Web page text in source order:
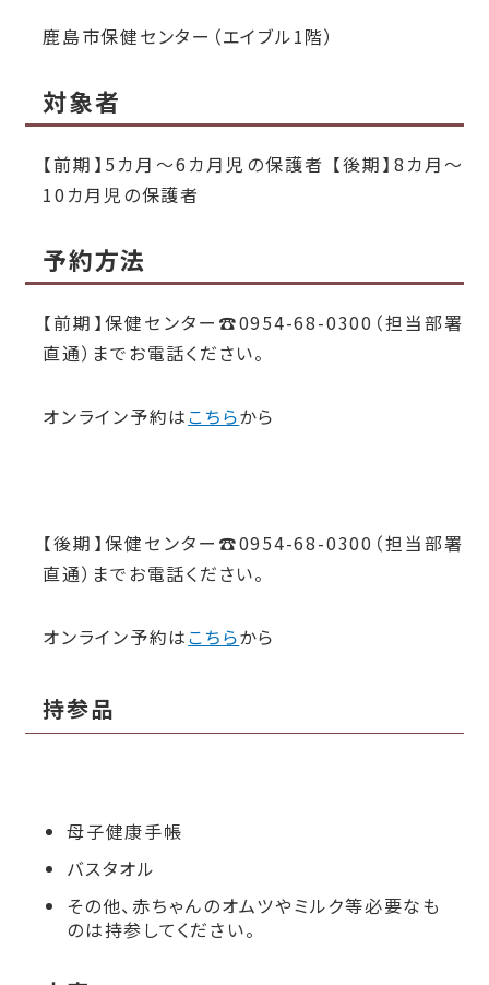
鹿島市保健センター（エイブル1階）
対象者
【前期】5カ月～6カ月児の保護者 【後期】8カ月～
10カ月児の保護者
予約方法
【前期】保健センター☎0954-68-0300（担当部署
直通）までお電話ください。
オンライン予約はこちらから
【後期】保健センター☎0954-68-0300（担当部署
直通）までお電話ください。
オンライン予約はこちらから
持参品
母子健康手帳
バスタオル
その他、赤ちゃんのオムツやミルク等必要なも
のは持参してください。